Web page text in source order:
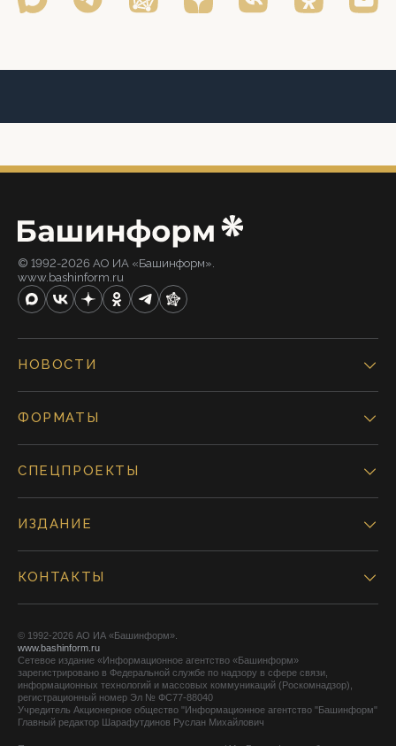
© 1992-2026 АО ИА «Башинформ».
www.bashinform.ru
НОВОСТИ
ФОРМАТЫ
СПЕЦПРОЕКТЫ
ИЗДАНИЕ
КОНТАКТЫ
© 1992-2026 АО ИА «Башинформ».
www.bashinform.ru
Сетевое издание «Информационное агентство «Башинформ»
зарегистрировано в Федеральной службе по надзору в сфере связи,
информационных технологий и массовых коммуникаций (Роскомнадзор),
регистрационный номер Эл № ФС77-88040
Учредитель Акционерное общество "Информационное агентство "Башинформ"
Главный редактор Шарафутдинов Руслан Михайлович